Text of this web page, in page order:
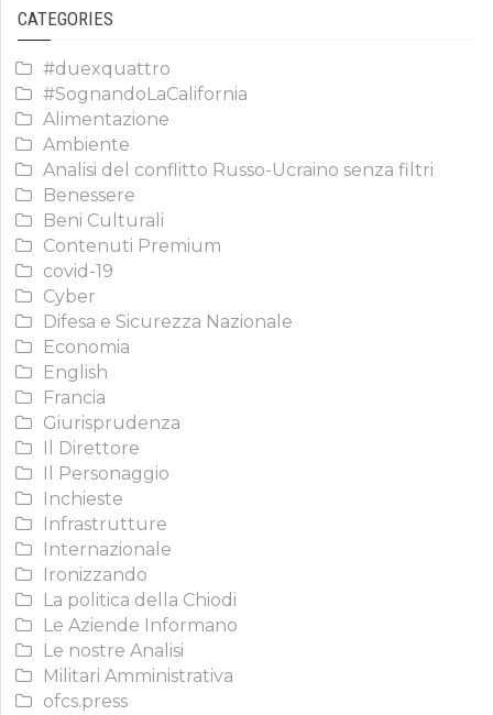
CATEGORIES
#duexquattro
#SognandoLaCalifornia
Alimentazione
Ambiente
Analisi del conflitto Russo-Ucraino senza filtri
Benessere
Beni Culturali
Contenuti Premium
covid-19
Cyber
Difesa e Sicurezza Nazionale
Economia
English
Francia
Giurisprudenza
Il Direttore
Il Personaggio
Inchieste
Infrastrutture
Internazionale
Ironizzando
La politica della Chiodi
Le Aziende Informano
Le nostre Analisi
Militari Amministrativa
ofcs.press